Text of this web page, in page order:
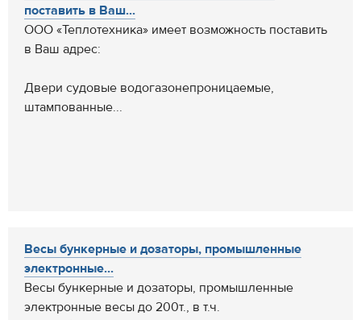
поставить в Ваш...
ООО «Теплотехника» имеет возможность поставить
в Ваш адрес:
Двери судовые водогазонепроницаемые,
штампованные...
Весы бункерные и дозаторы, промышленные
электронные...
Весы бункерные и дозаторы, промышленные
электронные весы до 200т., в т.ч.